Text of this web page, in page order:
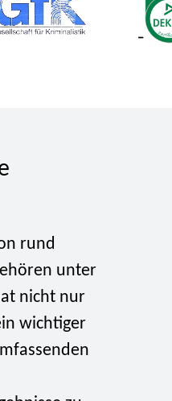
rund
unter
nicht nur
wichtiger